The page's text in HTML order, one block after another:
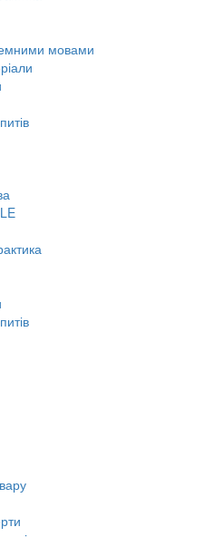
мовами